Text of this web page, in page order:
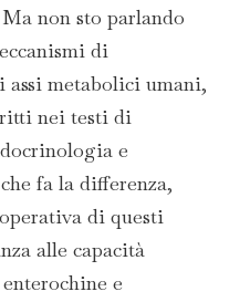
non sto parlando
di
metabolici umani,
nei testi di
e
fa la differenza,
di questi
alle capacità
e